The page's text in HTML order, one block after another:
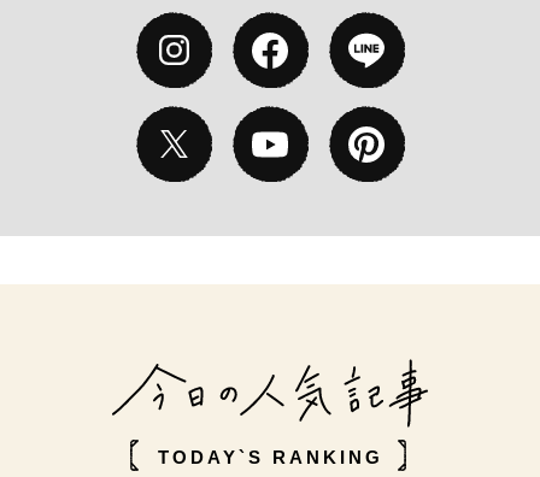
TODAY`S RANKING